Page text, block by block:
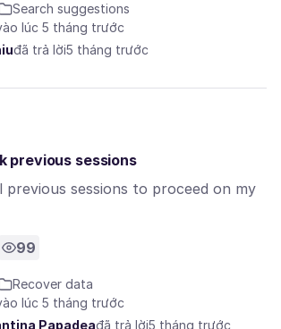
Search suggestions
lúc 5 tháng trước
đã trả lời5 tháng trước
previous sessions
previous sessions to proceed on my
99
Recover data
lúc 5 tháng trước
Papadeađã trả lời5 tháng trước